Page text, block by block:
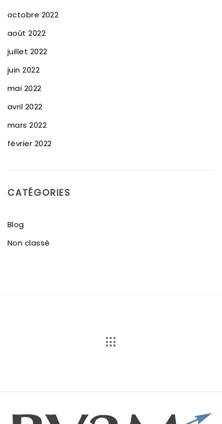
octobre 2022
août 2022
juillet 2022
juin 2022
mai 2022
avril 2022
mars 2022
février 2022
CATÉGORIES
Blog
Non classé